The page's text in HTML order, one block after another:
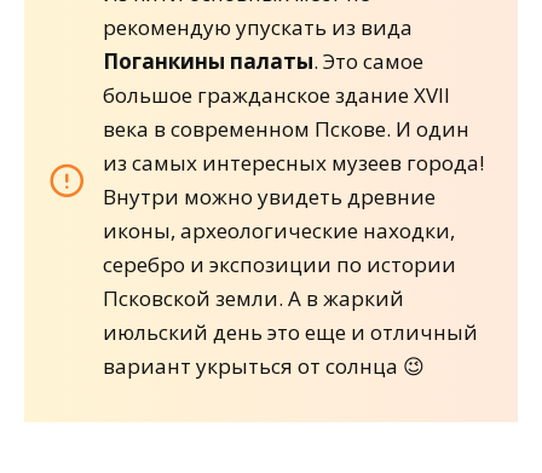
рекомендую упускать из вида
Поганкины палаты. Это самое
большое гражданское здание XVII
века в современном Пскове. И один
из самых интересных музеев города!
Внутри можно увидеть древние
иконы, археологические находки,
серебро и экспозиции по истории
Псковской земли. А в жаркий
июльский день это еще и отличный
вариант укрыться от солнца 😉